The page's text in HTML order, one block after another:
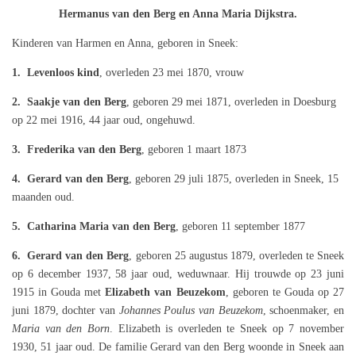
Hermanus van den Berg en Anna Maria Dijkstra.
Kinderen van Harmen en Anna, geboren in Sneek:
1. Levenloos kind, overleden 23 mei 1870, vrouw
2. Saakje van den Berg, geboren 29 mei 1871, overleden in Doesburg
op 22 mei 1916, 44 jaar oud, ongehuwd.
3. Frederika van den Berg, geboren 1 maart 1873
4. Gerard van den Berg, geboren 29 juli 1875, overleden in Sneek, 15
maanden oud.
5. Catharina Maria van den Berg, geboren 11 september 1877
6.Gerard van den Berg, geboren 25 augustus 1879, overleden te Sneek
op 6 december 1937, 58 jaar oud, weduwnaar. Hij trouwde op 23 juni
1915 in Gouda met Elizabeth van Beuzekom, geboren te Gouda op 27
juni 1879, dochter van Johannes Poulus van Beuzekom, schoenmaker, en
Maria van den Born. Elizabeth is overleden te Sneek op 7 november
1930, 51 jaar oud. De familie Gerard van den Berg woonde in Sneek aan